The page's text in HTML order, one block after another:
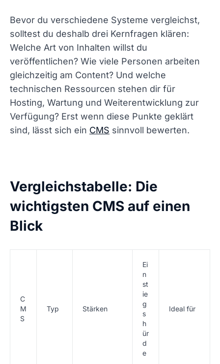
Bevor du verschiedene Systeme vergleichst,
solltest du deshalb drei Kernfragen klären:
Welche Art von Inhalten willst du
veröffentlichen? Wie viele Personen arbeiten
gleichzeitig am Content? Und welche
technischen Ressourcen stehen dir für
Hosting, Wartung und Weiterentwicklung zur
Verfügung? Erst wenn diese Punkte geklärt
sind, lässt sich ein CMS sinnvoll bewerten.
Vergleichstabelle: Die
wichtigsten CMS auf einen
Blick
C
M
S
Typ Stärken
Ei
n
st
ie
g
s
h
ür
d
e
Ideal für